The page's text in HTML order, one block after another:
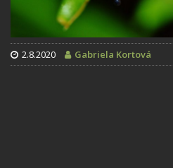
2.8.2020 Gabriela Kortová